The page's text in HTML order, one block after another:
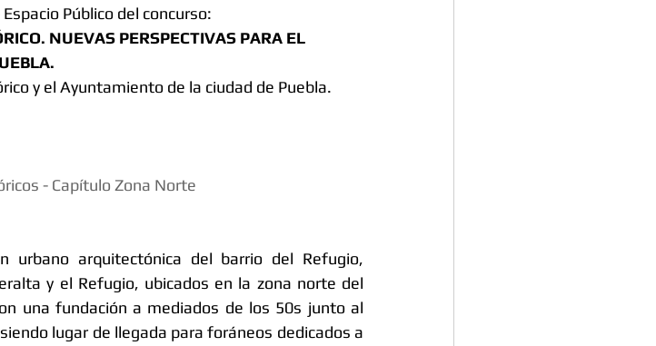
Público del concurso:
NUEVAS PERSPECTIVAS PARA EL
y el Ayuntamiento de la ciudad de Puebla.
- Capítulo Zona Norte
urbano arquitectónica del barrio del Refugio,
y el Refugio, ubicados en la zona norte del
una fundación a mediados de los 50s junto al
lugar de llegada para foráneos dedicados a